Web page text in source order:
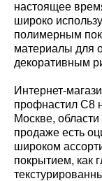
настоящее
широко
полимерным
материалы для
декоративным
Интернет-
профнастил С8
Москве,
продаже есть
широком
покрытием, как